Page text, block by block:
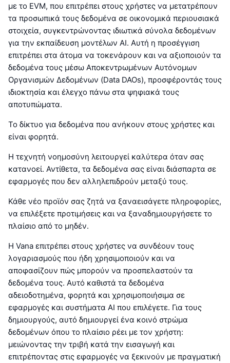
με το EVM, που επιτρέπει στους χρήστες να μετατρέπουν
τα προσωπικά τους δεδομένα σε οικονομικά περιουσιακά
στοιχεία, συγκεντρώνοντας ιδιωτικά σύνολα δεδομένων
για την εκπαίδευση μοντέλων AI. Αυτή η προσέγγιση
επιτρέπει στα άτομα να τοκενάρουν και να αξιοποιούν τα
δεδομένα τους μέσω Αποκεντρωμένων Αυτόνομων
Οργανισμών Δεδομένων (Data DAOs), προσφέροντάς τους
ιδιοκτησία και έλεγχο πάνω στα ψηφιακά τους
αποτυπώματα.
Το δίκτυο για δεδομένα που ανήκουν στους χρήστες και
είναι φορητά.
Η τεχνητή νοημοσύνη λειτουργεί καλύτερα όταν σας
κατανοεί. Αντίθετα, τα δεδομένα σας είναι διάσπαρτα σε
εφαρμογές που δεν αλληλεπιδρούν μεταξύ τους.
Κάθε νέο προϊόν σας ζητά να ξαναεισάγετε πληροφορίες,
να επιλέξετε προτιμήσεις και να ξαναδημιουργήσετε το
πλαίσιο από το μηδέν.
Η Vana επιτρέπει στους χρήστες να συνδέουν τους
λογαριασμούς που ήδη χρησιμοποιούν και να
αποφασίζουν πώς μπορούν να προσπελαστούν τα
δεδομένα τους. Αυτό καθιστά τα δεδομένα
αδειοδοτημένα, φορητά και χρησιμοποιήσιμα σε
εφαρμογές και συστήματα AI που επιλέγετε. Για τους
δημιουργούς, αυτό δημιουργεί ένα κοινό στρώμα
δεδομένων όπου το πλαίσιο ρέει με τον χρήστη:
μειώνοντας την τριβή κατά την εισαγωγή και
επιτρέποντας στις εφαρμογές να ξεκινούν με πραγματική